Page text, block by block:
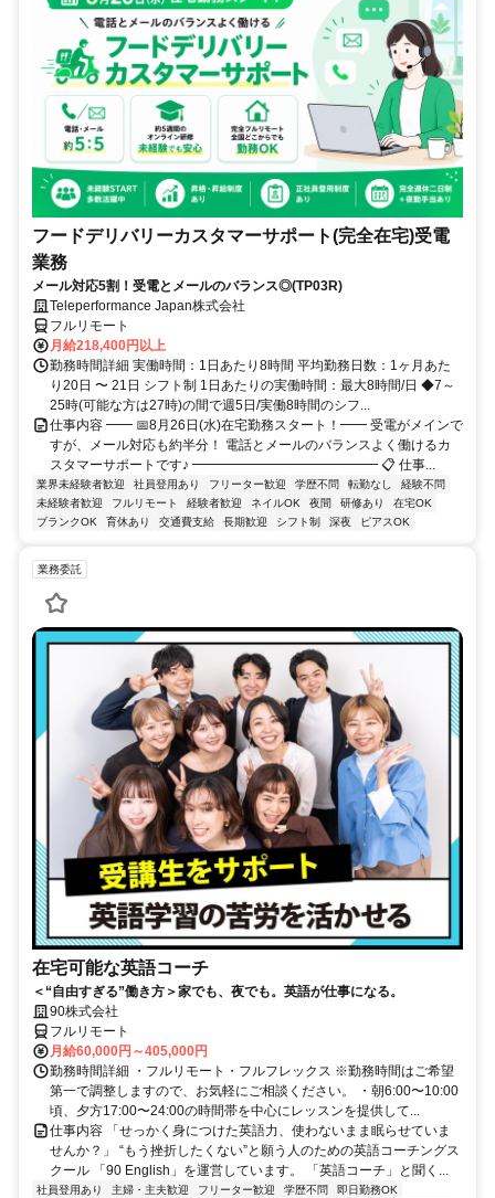
フードデリバリーカスタマーサポート(完全在宅)受電
業務
メール対応5割！受電とメールのバランス◎(TP03R)
Teleperformance Japan株式会社
フルリモート
月給218,400円以上
勤務時間詳細 実働時間：1日あたり8時間 平均勤務日数：1ヶ月あた
り20日 〜 21日 シフト制 1日あたりの実働時間：最大8時間/日 ◆7～
25時(可能な方は27時)の間で週5日/実働8時間のシフ...
仕事内容 ━━ 📅8月26日(水)在宅勤務スタート！━━ 受電がメインで
すが、メール対応も約半分！ 電話とメールのバランスよく働けるカ
スタマーサポートです♪ ━━━━━━━━━━━━━━ 📋 仕事...
業界未経験者歓迎 社員登用あり フリーター歓迎 学歴不問 転勤なし
経験不問
未経験者歓迎
フルリモート 経験者歓迎 ネイルOK 夜間 研修あり
在宅OK
ブランクOK
育休あり 交通費支給 長期歓迎 シフト制 深夜 ピアスOK
業務委託
在宅可能な英語コーチ
＜“自由すぎる”働き方＞家でも、夜でも。英語が仕事になる。
90株式会社
フルリモート
月給60,000円～405,000円
勤務時間詳細 ・フルリモート・フルフレックス ※勤務時間はご希望
第一で調整しますので、お気軽にご相談ください。 ・朝6:00〜10:00
頃、夕方17:00〜24:00の時間帯を中心にレッスンを提供して...
仕事内容 「せっかく身につけた英語力、使わないまま眠らせていま
せんか？」 “もう挫折したくない”と願う人のための英語コーチングス
クール 「90 English」を運営しています。 「英語コーチ」と聞く...
社員登用あり 主婦・主夫歓迎 フリーター歓迎 学歴不問
即日勤務OK